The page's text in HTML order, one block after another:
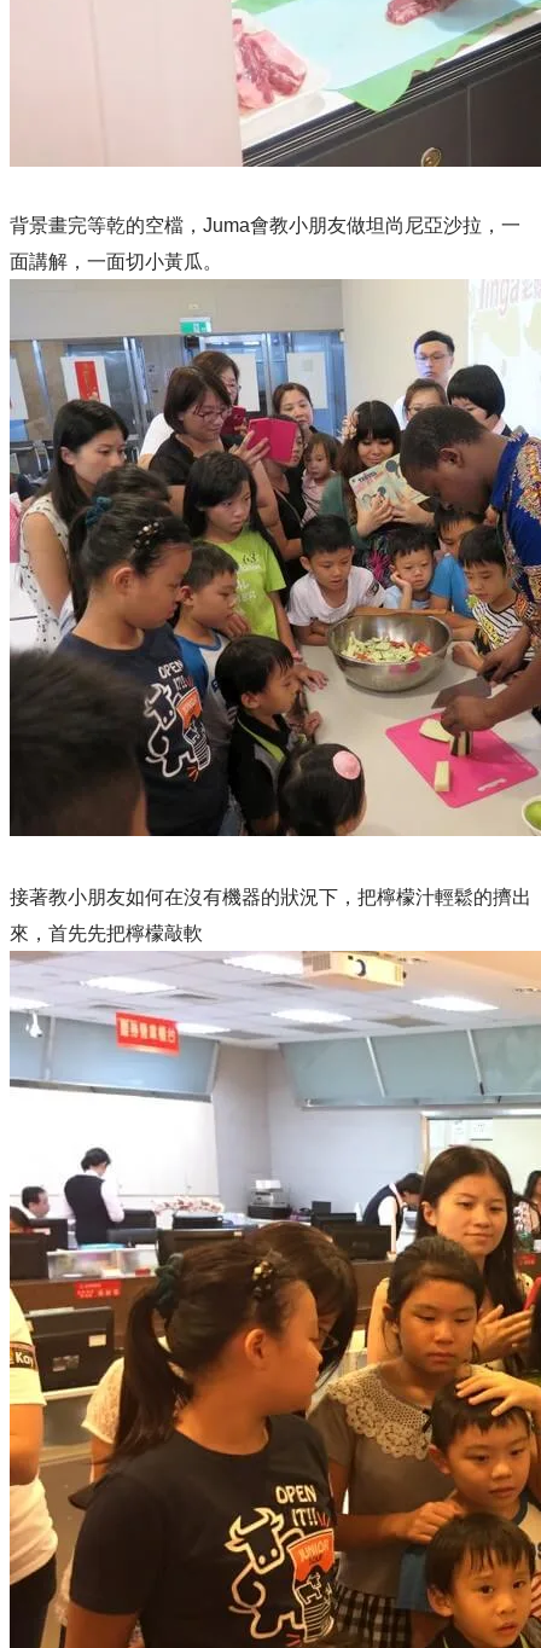
背景畫完等乾的空檔，Juma會教小朋友做坦尚尼亞沙拉，一
面講解，一面切小黃瓜。
接著教小朋友如何在沒有機器的狀況下，把檸檬汁輕鬆的擠出
來，首先先把檸檬敲軟